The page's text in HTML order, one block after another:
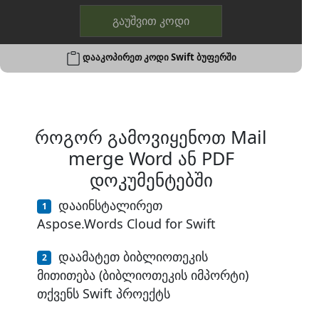
გაუშვით კოდი
დააკოპირეთ კოდი Swift ბუფერში
როგორ გამოვიყენოთ Mail
merge Word ან PDF
დოკუმენტებში
დააინსტალირეთ
Aspose.Words Cloud for Swift
დაამატეთ ბიბლიოთეკის
მითითება (ბიბლიოთეკის იმპორტი)
თქვენს Swift პროექტს